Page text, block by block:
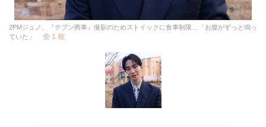
2PMジュノ、『テプン商事』撮影のためストイックに食事制限…「お腹がずっと鳴っ
ていた」
全 1 枚